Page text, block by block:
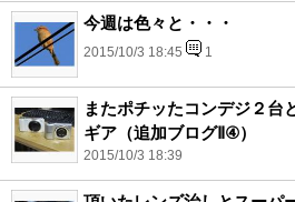
今週は色々と・・・
2015/10/3 18:45 1
またポチッたコンデジ２台
ギア（追加ブログⅡ④）
2015/10/3 18:39